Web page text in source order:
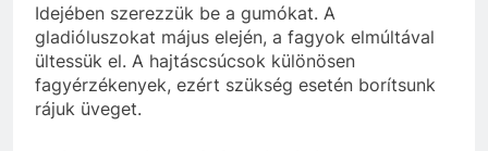
Idejében szerezzük be a gumókat. A
gladióluszokat május elején, a fagyok elmúltával
ültessük el. A hajtáscsúcsok különösen
fagyérzékenyek, ezért szükség esetén borítsunk
rájuk üveget.